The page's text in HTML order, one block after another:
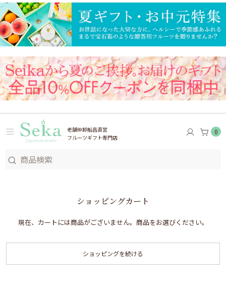
老舗仲卸船昌直営
フルーツギフト専門店
0
ショッピングカート
現在、カートには商品がございません。商品をお選びください。
ショッピングを続ける